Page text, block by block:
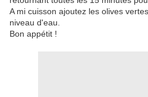
A mi cuisson ajoutez les olives
niveau d'eau.
Bon appétit !